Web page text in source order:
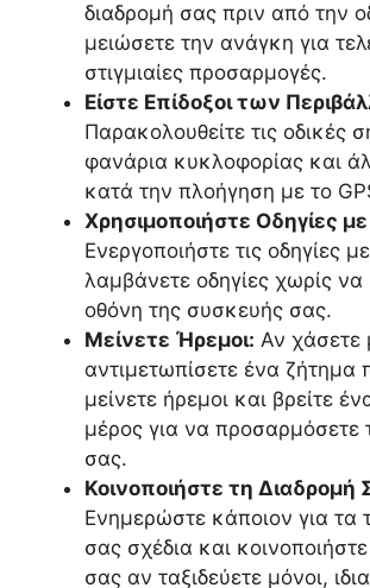
διαδρομή σας πριν από την
μειώσετε την ανάγκη για
στιγμιαίες προσαρμογές.
Είστε Επίδοξοι των
Παρακολουθείτε τις οδικές
φανάρια κυκλοφορίας και
κατά την πλοήγηση με το
Χρησιμοποιήστε Οδηγίες
Ενεργοποιήστε τις οδηγίες
λαμβάνετε οδηγίες χωρίς να
οθόνη της συσκευής σας.
Μείνετε Ήρεμοι: Αν χάσετε
αντιμετωπίσετε ένα ζήτημα
μείνετε ήρεμοι και βρείτε
μέρος για να προσαρμόσετε
σας.
Κοινοποιήστε τη Διαδρομή
Ενημερώστε κάποιον για τα
σας σχέδια και
σας αν ταξιδεύετε μόνοι,